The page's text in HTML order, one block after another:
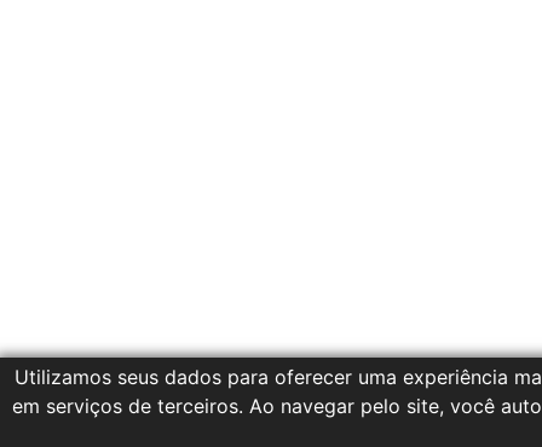
Utilizamos seus dados para oferecer uma experiência
em serviços de terceiros. Ao navegar pelo site, você